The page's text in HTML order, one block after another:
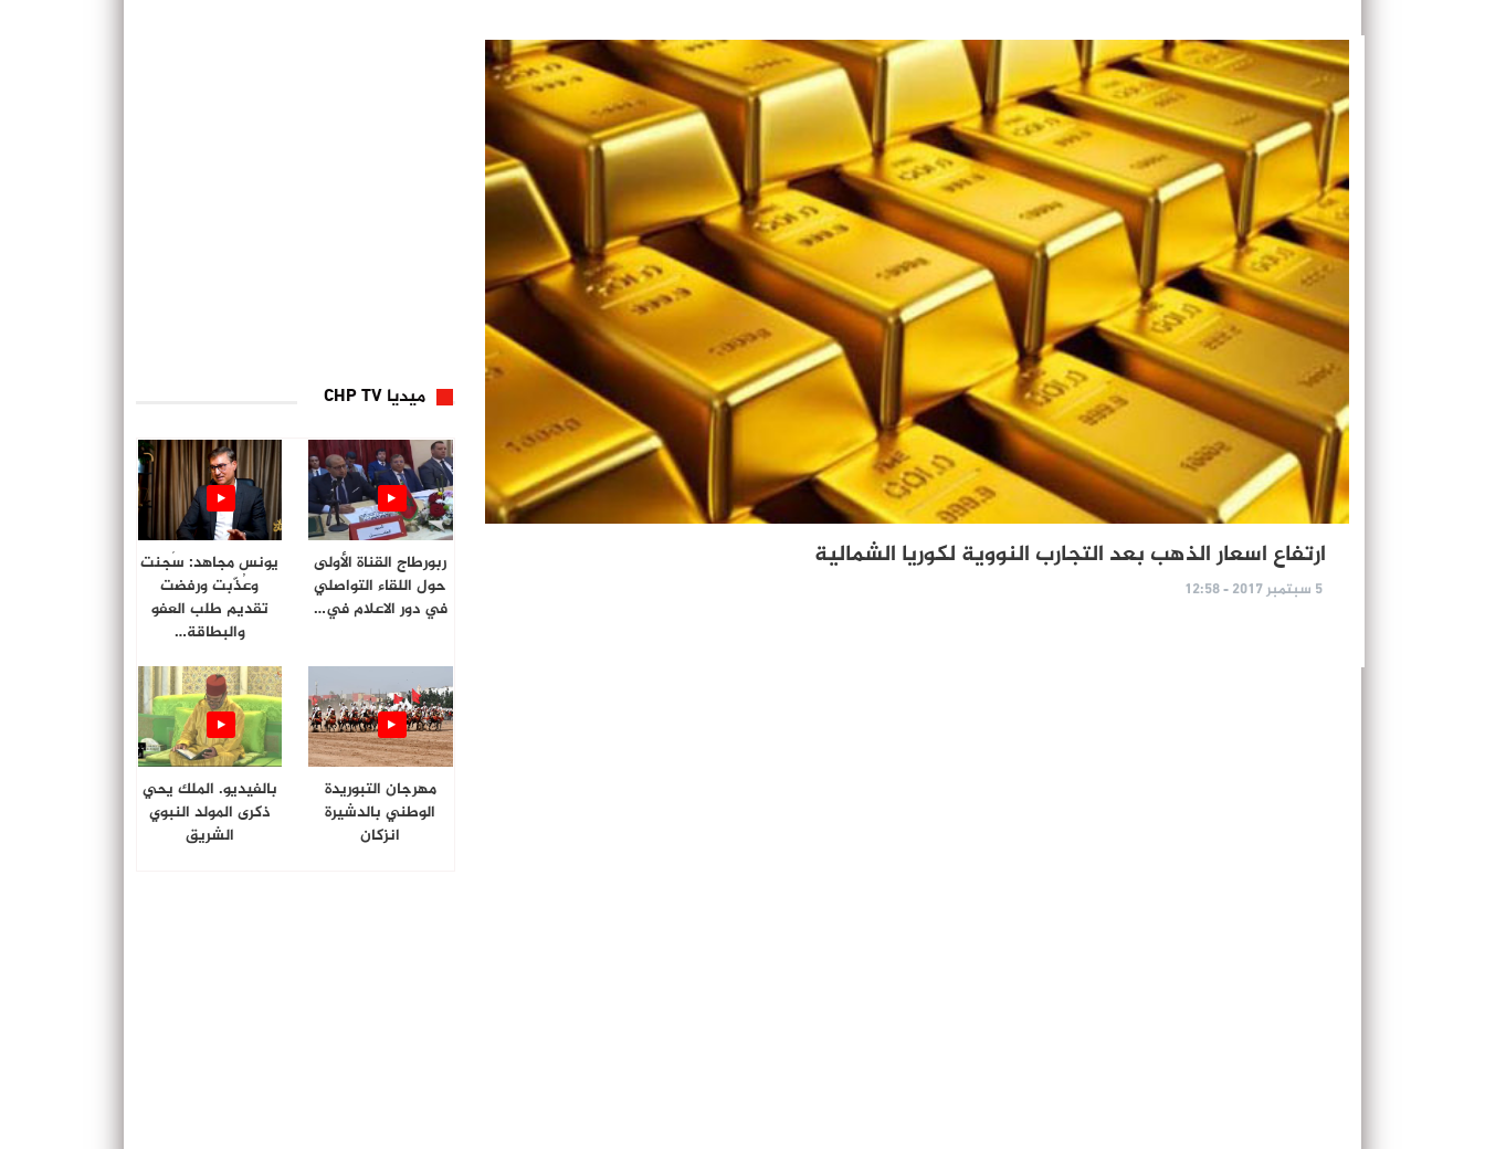
ارتفاع اسعار الذهب بعد التجارب النووية لكوريا الشمالية
5 سبتمبر 2017 - 12:58
ميديا CHP TV
ربورطاج القناة الأولى
حول اللقاء التواصلي
في دور الاعلام في…
يونس مجاهد: سُجنت
وعُذّبت ورفضت
تقديم طلب العفو
والبطاقة…
مهرجان التبوريدة
الوطني بالدشيرة
انزكان
بالفيديو. الملك يحي
ذكرى المولد النبوي
الشريق